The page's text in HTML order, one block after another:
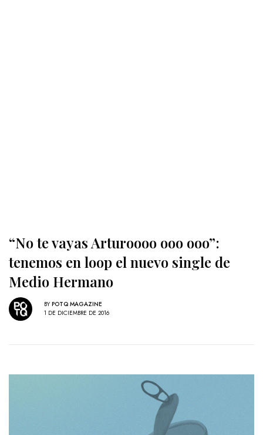
“No te vayas Arturoooo ooo ooo”:
tenemos en loop el nuevo single de
Medio Hermano
BY POTQ MAGAZINE
1 DE DICIEMBRE DE 2016